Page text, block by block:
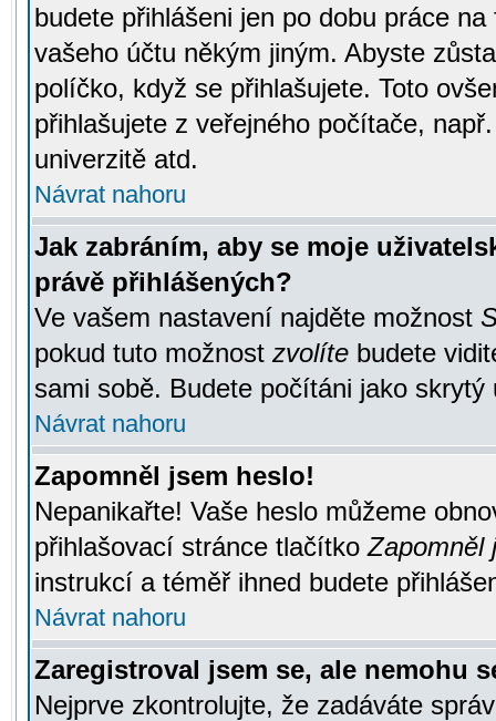
budete přihlášeni jen po dobu práce
vašeho účtu někým jiným. Abyste
políčko, když se přihlašujete. Toto
přihlašujete z veřejného počítače,
univerzitě atd.
Návrat nahoru
Jak zabráním, aby se moje
právě přihlášených?
Ve vašem nastavení najděte možnost
pokud tuto možnost zvolíte budete
sami sobě. Budete počítáni jako skrytý
Návrat nahoru
Zapomněl jsem heslo!
Nepanikařte! Vaše heslo můžeme
přihlašovací stránce tlačítkoZapomněl
instrukcí a téměř ihned budete
Návrat nahoru
Zaregistroval jsem se, ale nemohu
Nejprve zkontrolujte, že zadáváte